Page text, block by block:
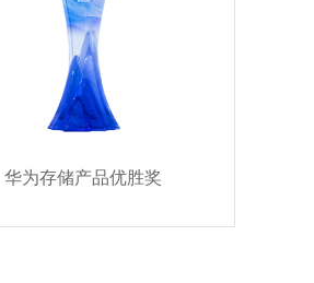
华为存储产品优胜奖